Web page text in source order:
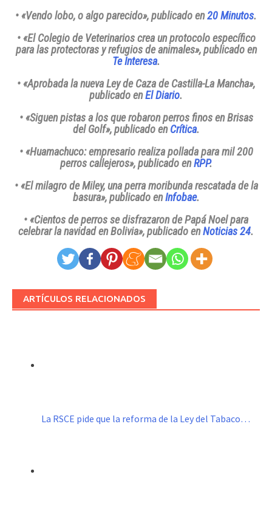
• «Vendo lobo, o algo parecido», publicado en20 Minutos.
• «El Colegio de Veterinarios crea un protocolo específico
para las protectoras y refugios de animales», publicado en
Te Interesa.
• «Aprobada la nueva Ley de Caza de Castilla-La Mancha»,
publicado enEl Diario.
• «Siguen pistas a los que robaron perros finos en Brisas
del Golf», publicado enCrítica.
• «Huamachuco: empresario realiza pollada para mil 200
perros callejeros», publicado enRPP.
• «El milagro de Miley, una perra moribunda rescatada de la
basura», publicado enInfobae.
• «Cientos de perros se disfrazaron de Papá Noel para
celebrar la navidad en Bolivia», publicado enNoticias 24.
ARTÍCULOS RELACIONADOS
La RSCE pide que la reforma de la Ley del Tabaco…